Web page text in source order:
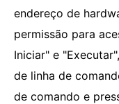
endereço de
permissão para
Iniciar" e
de linha de
de comando e